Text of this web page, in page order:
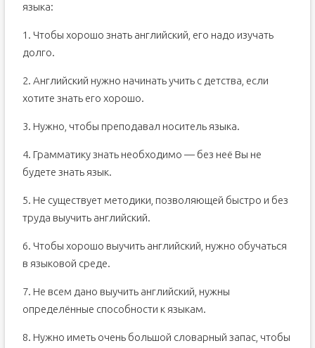
языка:
1. Чтобы хорошо знать английский, его надо изучать
долго.
2. Английский нужно начинать учить с детства, если
хотите знать его хорошо.
3. Нужно, чтобы преподавал носитель языка.
4. Грамматику знать необходимо — без неё Вы не
будете знать язык.
5. Не существует методики, позволяющей быстро и без
труда выучить английский.
6. Чтобы хорошо выучить английский, нужно обучаться
в языковой среде.
7. Не всем дано выучить английский, нужны
определённые способности к языкам.
8. Нужно иметь очень большой словарный запас, чтобы